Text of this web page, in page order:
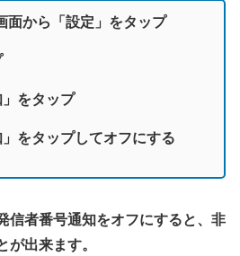
面から「設定」をタップ
」をタップ
」をタップしてオフにする
信者番号通知をオフにすると、非
が出来ます。